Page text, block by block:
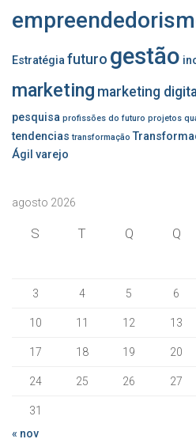
Estratégiafuturo gestão
marketing marketing digital
pesquisa profissões do futuro projetos
tendencias transformação
Ágil varejo
agosto 2026
S T Q Q
3 4 5 6
10 11 12 13
17 18 19 20
24 25 26 27
31
« nov